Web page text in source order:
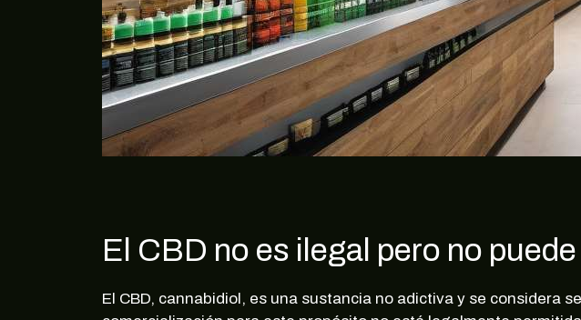
El CBD no es ilegal pero no
El CBD, cannabidiol, es una sustancia no adictiva y se considera